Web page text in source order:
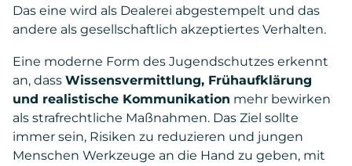
Das eine wird als Dealerei abgestempelt und das
andere als gesellschaftlich akzeptiertes Verhalten.
Eine moderne Form des Jugendschutzes erkennt
an, dass Wissensvermittlung, Frühaufklärung
und realistische Kommunikation mehr bewirken
als strafrechtliche Maßnahmen. Das Ziel sollte
immer sein, Risiken zu reduzieren und jungen
Menschen Werkzeuge an die Hand zu geben, mit